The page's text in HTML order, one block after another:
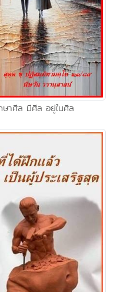
ษาศีล มีศีล อยู่ในศีล